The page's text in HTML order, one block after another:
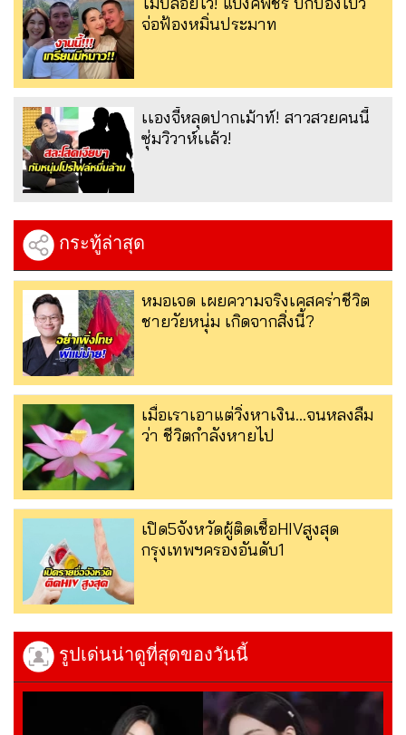
จ่อฟ้องหมิ่นประมาท
เเองจี้หลุดปากเม้าท์! สาวสวยคนนี้
ซุ่มวิวาห์เเล้ว!
กระทู้ล่าสุด
หมอเจด เผยความจริงเคสคร่าชีวิต
ชายวัยหนุ่ม เกิดจากสิ่งนี้?
เมื่อเราเอาแต่วิ่งหาเงิน…จนหลงลืม
ว่า ชีวิตกำลังหายไป
เปิด5จังหวัดผู้ติดเชื้อHIVสูงสุด
กรุงเทพฯครองอันดับ1
รูปเด่นน่าดูที่สุดของวันนี้